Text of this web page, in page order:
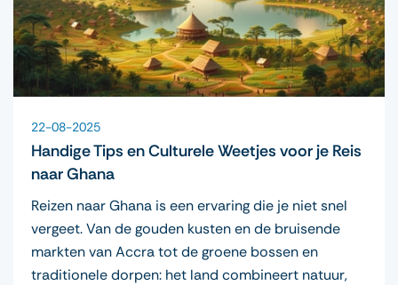
22-08-2025
Handige Tips en Culturele Weetjes voor je Reis
naar Ghana
Reizen naar Ghana is een ervaring die je niet snel
vergeet. Van de gouden kusten en de bruisende
markten van Accra tot de groene bossen en
traditionele dorpen: het land combineert natuur,